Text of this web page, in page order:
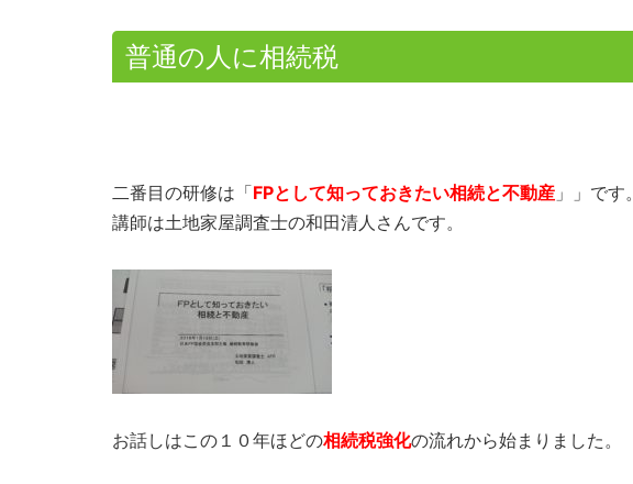
普通の人に相続税
二番目の研修は「FPとして知っておきたい相続と不動産 」」です。
講師は土地家屋調査士の和田清人さんです。
お話しはこの１０年ほどの相続税強化の流れから始まりました。